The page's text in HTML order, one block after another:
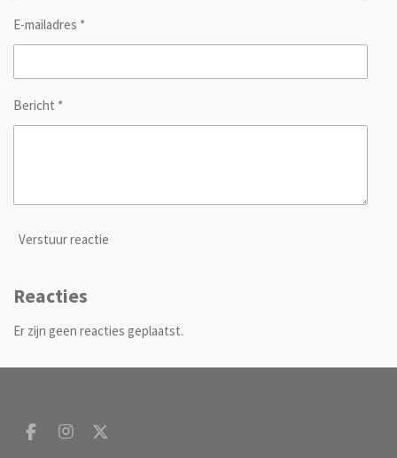
E-mailadres *
Bericht *
Verstuur reactie
Reacties
Er zijn geen reacties geplaatst.
F
I
X